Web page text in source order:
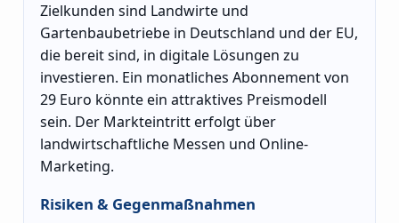
Zielkunden sind Landwirte und
Gartenbaubetriebe in Deutschland und der EU,
die bereit sind, in digitale Lösungen zu
investieren. Ein monatliches Abonnement von
29 Euro könnte ein attraktives Preismodell
sein. Der Markteintritt erfolgt über
landwirtschaftliche Messen und Online-
Marketing.
Risiken & Gegenmaßnahmen